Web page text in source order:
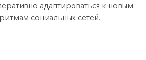
адаптироваться к новым
социальных сетей.